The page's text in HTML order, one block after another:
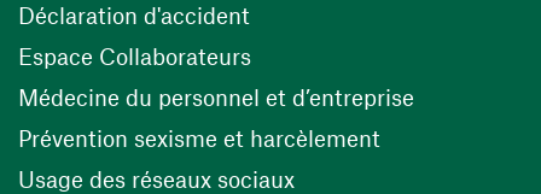
Déclaration d'accident
Espace Collaborateurs(ouvre une nouvelle fenêtre)
Médecine du personnel et d’entreprise
Prévention sexisme et harcèlement
Usage des réseaux sociaux(ouvre une nouvelle